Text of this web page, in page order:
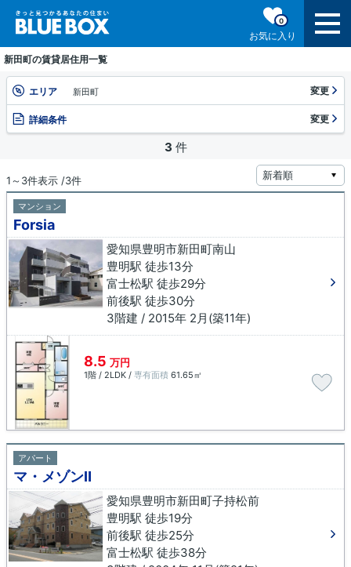
お気に入り
0
新田町の賃貸居住用一覧
エリア 新田町 変更
詳細条件 変更
3 件
1～3件表示 /3件
マンション
Forsia
愛知県豊明市新田町南山
豊明駅 徒歩13分
富士松駅 徒歩29分
前後駅 徒歩30分
3階建 / 2015年 2月(築11年)
8.5 万円
1階 / 2LDK / 専有面積 61.65㎡
アパート
マ・メゾンⅡ
愛知県豊明市新田町子持松前
豊明駅 徒歩19分
前後駅 徒歩25分
富士松駅 徒歩38分